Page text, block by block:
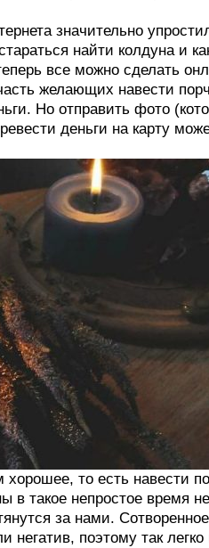
значительно
найти колдуна и
все можно сделать
желающих навести
Но отправить фото
деньги на карту
хорошее, то есть навести
в такое непростое время не
за нами.
негатив, поэтому так легко